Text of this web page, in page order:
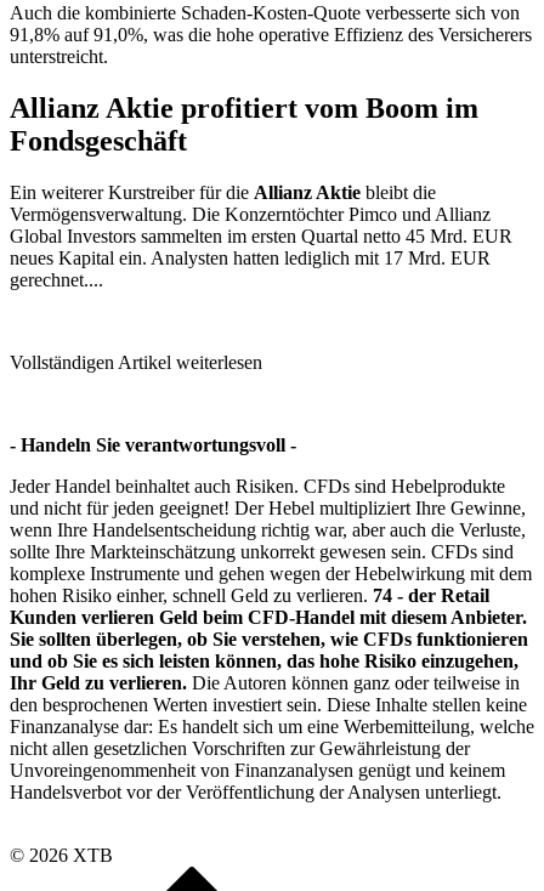
Auch die kombinierte Schaden-Kosten-Quote verbesserte sich von
91,8% auf 91,0%, was die hohe operative Effizienz des Versicherers
unterstreicht.
Allianz Aktie profitiert vom Boom im
Fondsgeschäft
Ein weiterer Kurstreiber für die Allianz Aktie bleibt die
Vermögensverwaltung. Die Konzerntöchter Pimco und Allianz
Global Investors sammelten im ersten Quartal netto 45 Mrd. EUR
neues Kapital ein. Analysten hatten lediglich mit 17 Mrd. EUR
gerechnet....
Vollständigen Artikel weiterlesen
- Handeln Sie verantwortungsvoll -
Jeder Handel beinhaltet auch Risiken. CFDs sind Hebelprodukte
und nicht für jeden geeignet! Der Hebel multipliziert Ihre Gewinne,
wenn Ihre Handelsentscheidung richtig war, aber auch die Verluste,
sollte Ihre Markteinschätzung unkorrekt gewesen sein. CFDs sind
komplexe Instrumente und gehen wegen der Hebelwirkung mit dem
hohen Risiko einher, schnell Geld zu verlieren. 74 - der Retail
Kunden verlieren Geld beim CFD-Handel mit diesem Anbieter.
Sie sollten überlegen, ob Sie verstehen, wie CFDs funktionieren
und ob Sie es sich leisten können, das hohe Risiko einzugehen,
Ihr Geld zu verlieren. Die Autoren können ganz oder teilweise in
den besprochenen Werten investiert sein. Diese Inhalte stellen keine
Finanzanalyse dar: Es handelt sich um eine Werbemitteilung, welche
nicht allen gesetzlichen Vorschriften zur Gewährleistung der
Unvoreingenommenheit von Finanzanalysen genügt und keinem
Handelsverbot vor der Veröffentlichung der Analysen unterliegt.
© 2026 XTB